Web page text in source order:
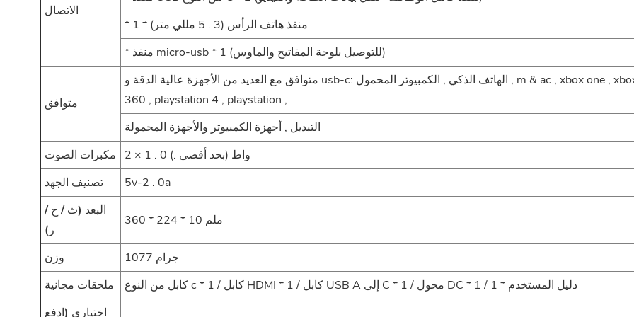
الاتصال
* منفذ هاتف الرأس (3 . 5 مللي متر) * 1
* منفذ micro-usb * 1 (للتوصيل بلوحة المفاتيح والماوس)
متوافق
متوافق مع العديد من الأجهزة عالية الدقة و usb-c: الهاتف الذكي , الكمبيوتر المحمول , m & ac , xbox one , xbox
360 , playstation 4 , playstation ,
التبديل , أجهزة الكمبيوتر والأجهزة المحمولة
مكبرات الصوت
2 × 1 . 0 واط (بحد أقصى .)
تصنيف الجهد
5v-2 . 0a
البعد (ث / ح /
ر)
360 * 224 * 10 ملم
وزن
1077 جرام
ملحقات مجانية
كابل من النوع c * 1 / كابل HDMI * 1 / كابل USB A إلى C * 1 / محول DC * 1 / دليل المستخدم * 1
اختياري (ادفع